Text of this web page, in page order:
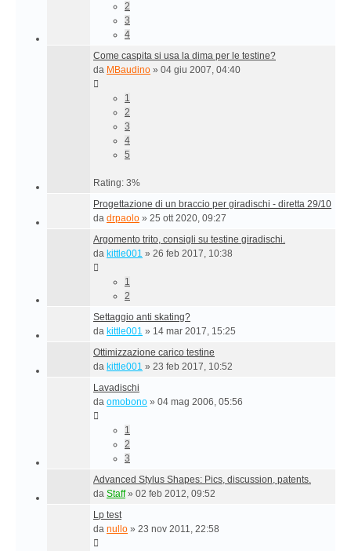
2
3
4
Come caspita si usa la dima per le testine?
da MBaudino » 04 giu 2007, 04:40
1
2
3
4
5
Rating: 3%
Progettazione di un braccio per giradischi - diretta 29/10
da drpaolo » 25 ott 2020, 09:27
Argomento trito, consigli su testine giradischi.
da kittle001 » 26 feb 2017, 10:38
1
2
Settaggio anti skating?
da kittle001 » 14 mar 2017, 15:25
Ottimizzazione carico testine
da kittle001 » 23 feb 2017, 10:52
Lavadischi
da omobono » 04 mag 2006, 05:56
1
2
3
Advanced Stylus Shapes: Pics, discussion, patents.
da Staff» 02 feb 2012, 09:52
Lp test
da nullo » 23 nov 2011, 22:58